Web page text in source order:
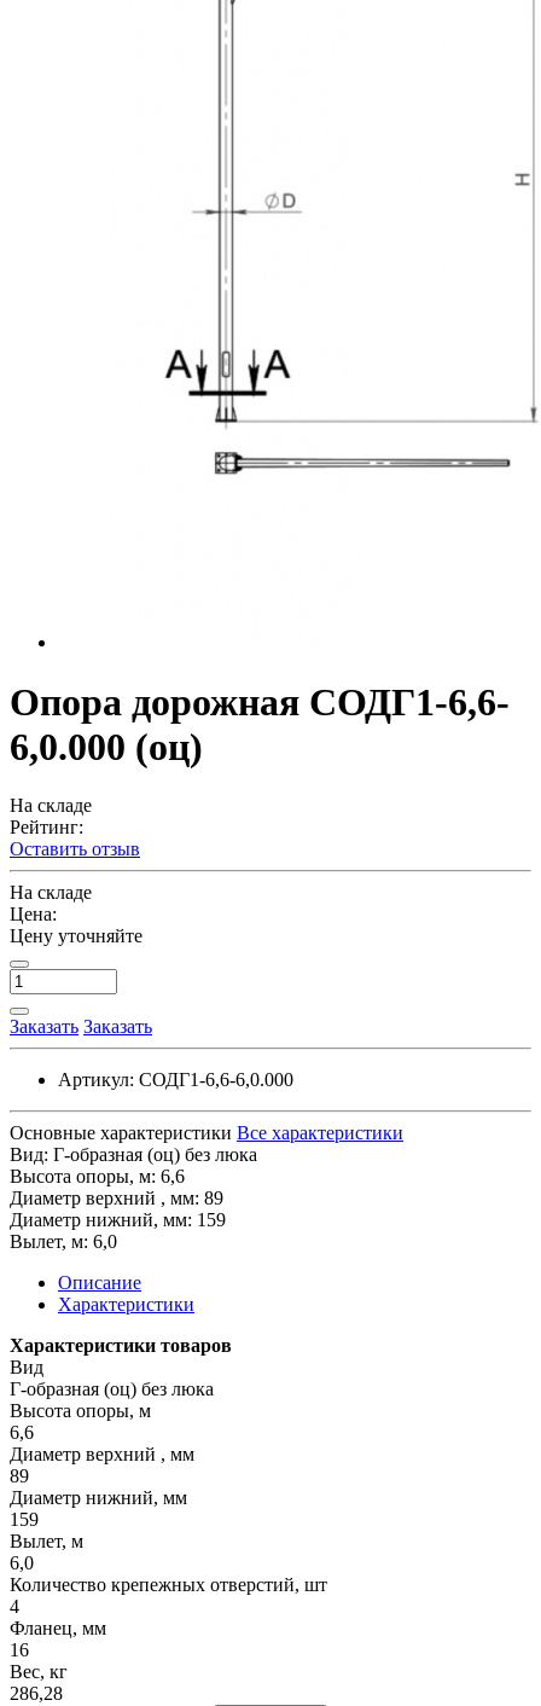
Опора дорожная СОДГ1-6,6-
6,0.000 (оц)
На складе
Рейтинг:
Оставить отзыв
На складе
Цена:
Цену уточняйте
Заказать Заказать
Артикул: СОДГ1-6,6-6,0.000
Основные характеристики Все характеристики
Вид: Г-образная (оц) без люка
Высота опоры, м: 6,6
Диaмeтp верхний , мм: 89
Диaмeтp нижний, мм: 159
Вылет, м: 6,0
Описание
Характеристики
Характеристики товаров
Вид
Г-образная (оц) без люка
Высота опоры, м
6,6
Диaмeтp верхний , мм
89
Диaмeтp нижний, мм
159
Вылет, м
6,0
Количество крепежных отверстий, шт
4
Фланец, мм
16
Вес, кг
286,28